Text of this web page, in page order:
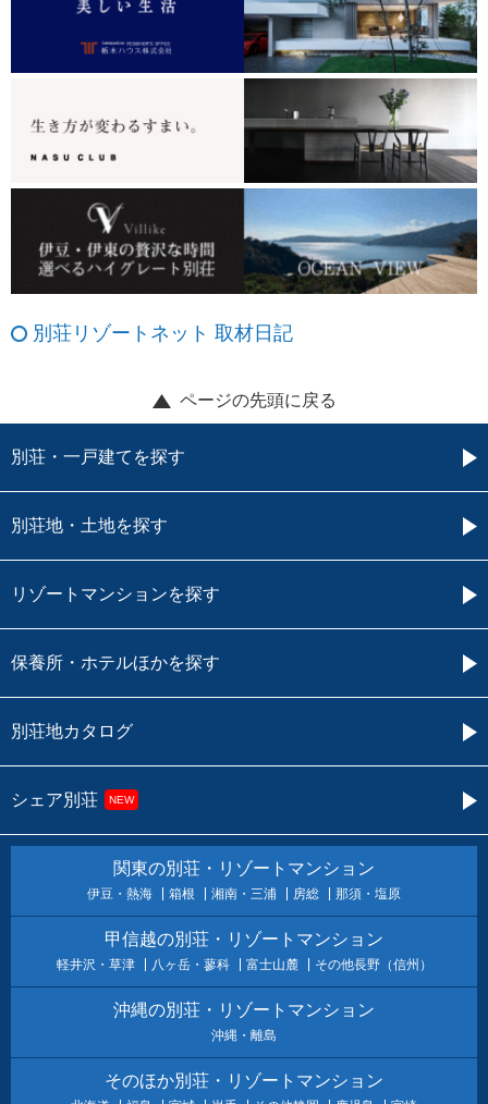
別荘リゾートネット 取材日記
ページの先頭に戻る
別荘・一戸建てを探す
別荘地・土地を探す
リゾートマンションを探す
保養所・ホテルほかを探す
別荘地カタログ
シェア別荘 NEW
関東の別荘・リゾートマンション
伊豆・熱海 箱根 湘南・三浦 房総 那須・塩原
甲信越の別荘・リゾートマンション
軽井沢・草津 八ヶ岳・蓼科 富士山麓 その他長野（信州）
沖縄の別荘・リゾートマンション
沖縄・離島
そのほか別荘・リゾートマンション